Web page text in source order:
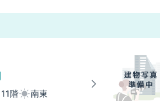
11階
南東